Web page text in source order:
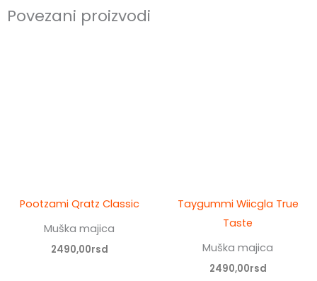
Povezani proizvodi
Pootzami Qratz Classic
Muška majica
2490,00rsd
Taygummi Wiicgla True
Taste
Muška majica
2490,00rsd